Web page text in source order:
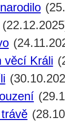
věcí Králi